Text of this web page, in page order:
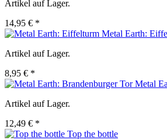
Artikel auf Lager.
14,95 € *
Metal Earth:
Artikel auf Lager.
8,95 € *
Metal
Artikel auf Lager.
12,49 € *
Top the bottle